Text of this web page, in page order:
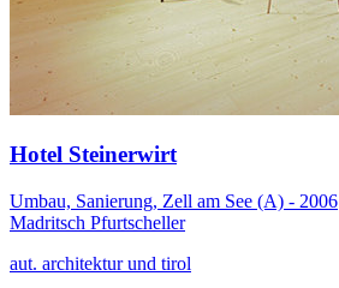
Hotel Steinerwirt
Umbau, Sanierung, Zell am See (A) - 2006
Madritsch Pfurtscheller
aut. architektur und tirol